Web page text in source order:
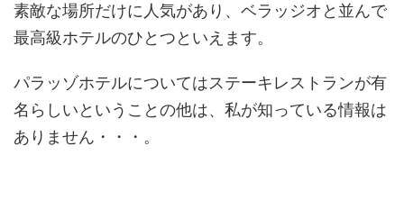
素敵な場所だけに人気があり、ベラッジオと並んで
最高級ホテルのひとつといえます。
パラッゾホテルについてはステーキレストランが有
名らしいということの他は、私が知っている情報は
ありません・・・。